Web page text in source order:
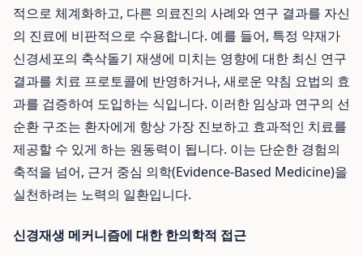
적으로 체계화하고, 다른 의료진의 사례와 연구 결과를 자신
의 진료에 비판적으로 수용합니다. 예를 들어, 특정 약재가
신경세포의 축삭돌기 재생에 미치는 영향에 대한 최신 연구
결과를 치료 프로토콜에 반영하거나, 새로운 약침 요법의 효
과를 검증하여 도입하는 식입니다. 이러한 임상과 연구의 선
순환 구조는 환자에게 항상 가장 진보하고 효과적인 치료를
제공할 수 있게 하는 원동력이 됩니다. 이는 단순한 경험의
축적을 넘어, 근거 중심 의학(Evidence-Based Medicine)을
실천하려는 노력의 일환입니다.
신경재생 메커니즘에 대한 한의학적 접근